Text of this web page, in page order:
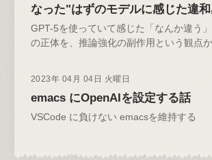
なった"はずのモデルに感じた違
GPT-5を使っていて感じた「なんか違う
の正体を、推論強化の副作用という観点
2023年 04月 04日 火曜日
emacs にOpenAIを設定する話
VSCode に負けない emacsを維持する